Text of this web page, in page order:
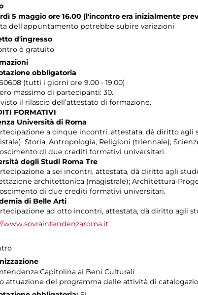
5 maggio ore 16.00 (l'incontro era inizialmente
dell'appuntamento potrebbe subire variazioni
d'ingresso
è gratuito
obbligatoria
(tutti i giorni ore 9.00 - 19.00)
massimo di partecipanti: 30.
il rilascio dell’attestato di formazione.
FORMATIVI
Università di Roma
a cinque incontri, attestata, dà diritto
Storia, Antropologia, Religioni (triennale);
di due crediti formativi universitari.
degli Studi Roma Tre
a sei incontri, attestata, dà diritto agli
architettonica (magistrale); Architettura-
di due crediti formativi universitari.
di Belle Arti
ad otto incontri, attestata, dà diritto agli
www.sovraintendenzaroma.it
Capitolina ai Beni Culturali
attuazione del programma delle attività di